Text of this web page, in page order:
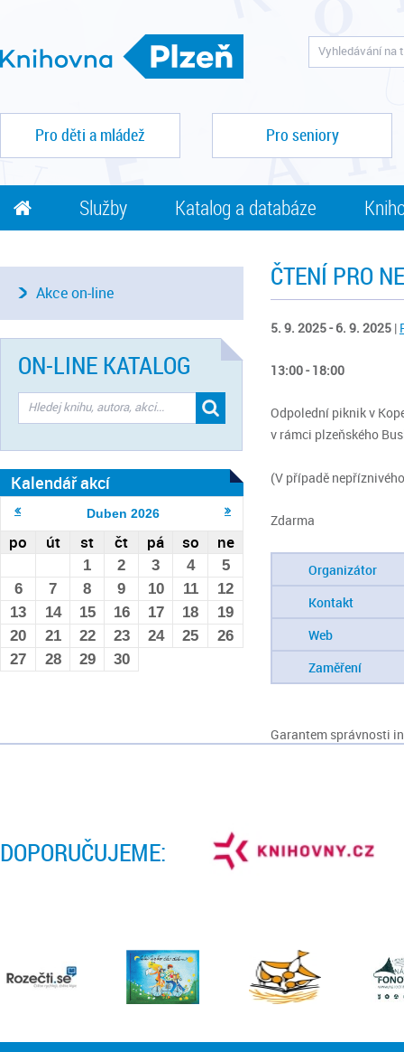
Pro děti a mládež Pro seniory
Služby Katalog a databáze
ČTENÍ PRO
5. 9. 2025 - 6. 9. 2025 |
13:00 - 18:00
Odpolední piknik v
v rámci plzeňského
(V případě
Zdarma
Organizátor
Kontakt
Web
Zaměření
Garantem správnosti
Akce on-line
ON-LINE KATALOG
Kalendář akcí
Duben 2026
po út st čt pá so ne
1 2 3 4
5
6
7 8 9 10 11
12
13
14 15 16 17 18
19
20
21 22 23 24 25
26
27
28 29 30
DOPORUČUJEME: